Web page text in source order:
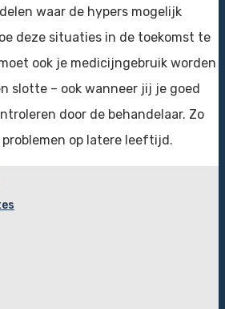
waar de hypers mogelijk
deze situaties in de toekomst te
ook je medicijngebruik worden
slotte – ook wanneer jij je goed
door de behandelaar. Zo
op latere leeftijd.